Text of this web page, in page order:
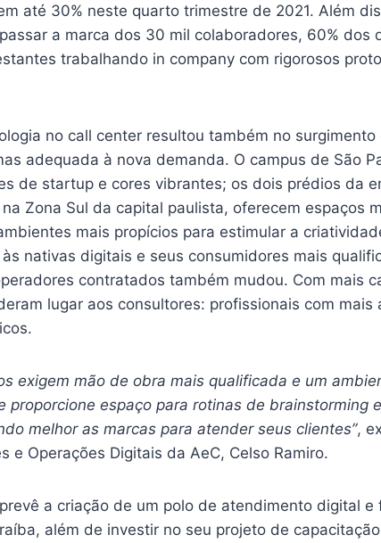
até 30% neste quarto trimestre de 2021. Além
a marca dos 30 mil colaboradores, 60% dos
trabalhando in company com rigorosos
no call center resultou também no surgimento
adequada à nova demanda. O campus de São
de startup e cores vibrantes; os dois prédios da
Zona Sul da capital paulista, oferecem espaços
mais propícios para estimular a
nativas digitais e seus consumidores mais
contratados também mudou. Com mais
lugar aos consultores: profissionais com mais
exigem mão de obra mais qualificada e um
proporcione espaço para rotinas de brainstorming
melhor as marcas para atender seus clientes”,
e Operações Digitais da AeC, Celso Ramiro.
a criação de um polo de atendimento digital e
além de investir no seu projeto de